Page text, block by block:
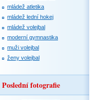
mládež atletika
mládež lední hokej
mládež volejbal
moderní gymnastika
muži volejbal
ženy volejbal
Poslední fotografie